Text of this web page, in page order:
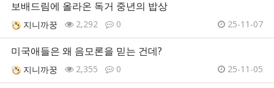
보배드림에 올라온 독거 중년의 밥상
지니까꿍 2,292 0 25-11-07
미국애들은 왜 음모론을 믿는 건데?
지니까꿍 2,355 0 25-11-05